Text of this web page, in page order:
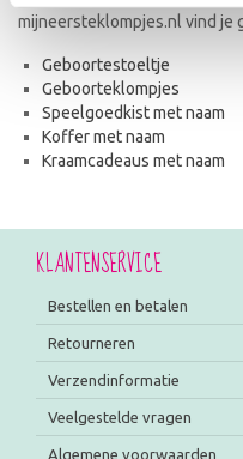
mijneersteklompjes.nl vind je
Geboortestoeltje
Geboorteklompjes
Speelgoedkist met naam
Koffer met naam
Kraamcadeaus met naam
KLANTENSERVICE
Bestellen en betalen
Retourneren
Verzendinformatie
Veelgestelde vragen
Algemene voorwaarden